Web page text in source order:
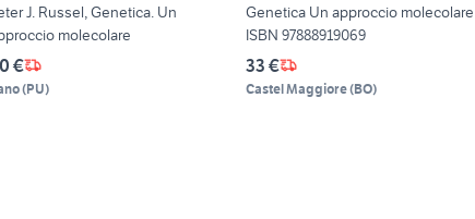
J. Russel, Genetica. Un
molecolare
€
(PU)
Genetica Un approccio molecolare
ISBN 97888919069
33 €
Castel Maggiore(BO)